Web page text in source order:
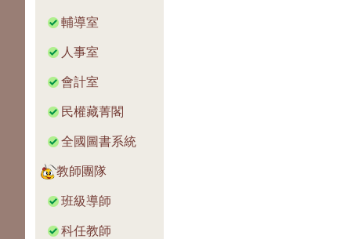
輔導室
人事室
會計室
民權藏菁閣
全國圖書系統
教師團隊
班級導師
科任教師